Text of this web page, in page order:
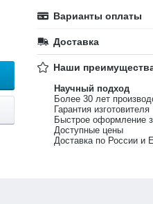
Варианты оплаты
Доставка
Наши
Научный подход
Более 30 лет
Гарантия изготовителя
Быстрое оформление
Доступные цены
Доставка по России и